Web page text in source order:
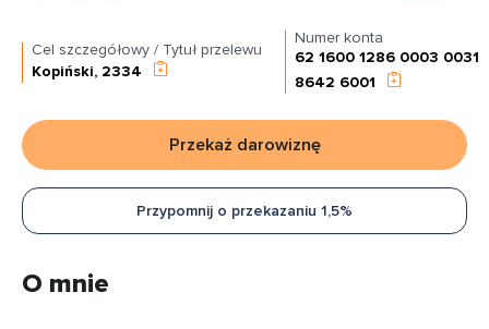
Cel szczegółowy / Tytuł przelewu
Kopiński, 2334
Numer konta
62 1600 1286 0003 0031
8642 6001
Przekaż darowiznę
Przypomnij o przekazaniu 1,5%
O mnie